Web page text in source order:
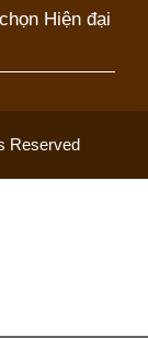
Hiện đại
Reserved